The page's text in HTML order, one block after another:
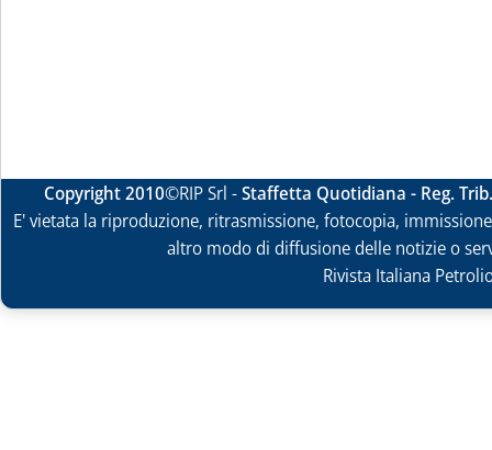
Copyright 2010©RIP Srl -Staffetta Quotidiana - Reg.
E' vietata la riproduzione, ritrasmissione, fotocopia,
altro modo di diffusione delle notizie o
Rivista Italiana